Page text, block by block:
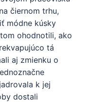
čiernom trhu,
módne kúsky
ohodnotili, ako
tá
aj zmienku o
k jej
dostali